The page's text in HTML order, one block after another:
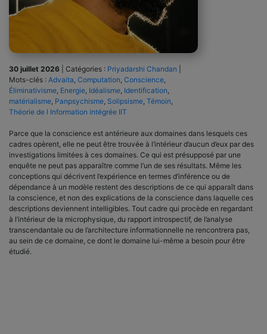
30 juillet 2026 Catégories : Priyadarshi Chandan
Mots-clés : Advaita Computation Conscience
Éliminativisme Energie Idéalisme Identification
matérialisme Panpsychisme Solipsisme Témoin
Théorie de l Information intégrée IIT
Parce que la conscience est antérieure aux domaines dans lesquels ces
cadres opèrent, elle ne peut être trouvée à l’intérieur d’aucun d’eux par des
investigations limitées à ces domaines. Ce qui est présupposé par une
enquête ne peut pas apparaître comme l’un de ses résultats. Même les
conceptions qui décrivent l’expérience en termes d’inférence ou de
dépendance à un modèle restent des descriptions de ce qui apparaît dans
la conscience, et non des explications de la conscience dans laquelle ces
descriptions deviennent intelligibles. Tout cadre qui procède en regardant
à l’intérieur de la microphysique, du rapport introspectif, de l’analyse
transcendantale ou de l’architecture informationnelle ne rencontrera pas,
au sein de ce domaine, ce dont le domaine lui-même a besoin pour être
étudié.